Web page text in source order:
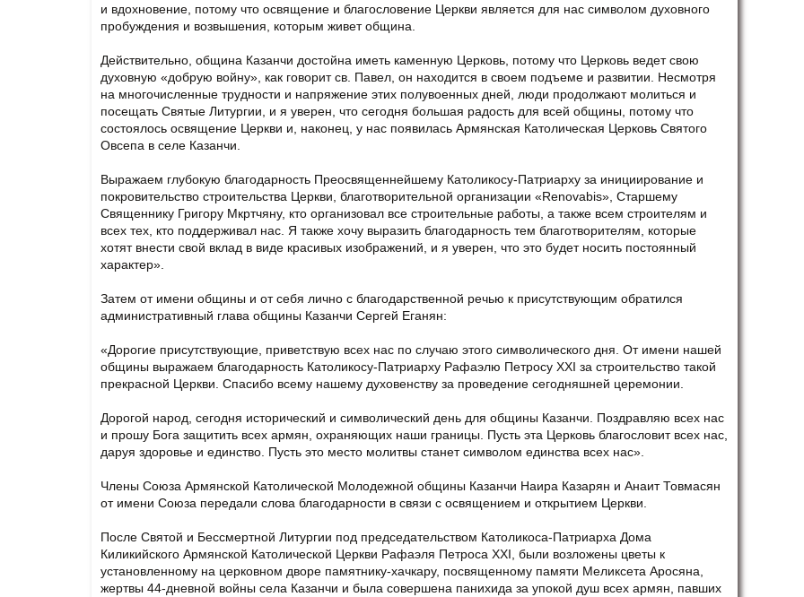
и вдохновение, потому что освящение и благословение Церкви является для нас символом духовного
пробуждения и возвышения, которым живет община.
Действительно, община Казанчи достойна иметь каменную Церковь, потому что Церковь ведет свою
духовную «добрую войну», как говорит св. Павел, он находится в своем подъеме и развитии. Несмотря
на многочисленные трудности и напряжение этих полувоенных дней, люди продолжают молиться и
посещать Святые Литургии, и я уверен, что сегодня большая радость для всей общины, потому что
состоялось освящение Церкви и, наконец, у нас появилась Армянская Католическая Церковь Святого
Овсепа в селе Казанчи.
Выражаем глубокую благодарность Преосвященнейшему Католикосу-Патриарху за инициирование и
покровительство строительства Церкви, благотворительной организации «Renovabis», Старшему
Священнику Григору Мкртчяну, кто организовал все строительные работы, а также всем строителям и
всех тех, кто поддерживал нас. Я также хочу выразить благодарность тем благотворителям, которые
хотят внести свой вклад в виде красивых изображений, и я уверен, что это будет носить постоянный
характер».
Затем от имени общины и от себя лично с благодарственной речью к присутствующим обратился
административный глава общины Казанчи Сергей Еганян:
«Дорогие присутствующие, приветствую всех нас по случаю этого символического дня. От имени нашей
общины выражаем благодарность Католикосу-Патриарху Рафаэлю Петросу XXI за строительство такой
прекрасной Церкви. Спасибо всему нашему духовенству за проведение сегодняшней церемонии.
Дорогой народ, сегодня исторический и символический день для общины Казанчи. Поздравляю всех нас
и прошу Бога защитить всех армян, охраняющих наши границы. Пусть эта Церковь благословит всех нас,
даруя здоровье и единство. Пусть это место молитвы станет символом единства всех нас».
Члены Союза Армянской Католической Молодежной общины Казанчи Наира Казарян и Анаит Товмасян
от имени Союза передали слова благодарности в связи с освящением и открытием Церкви.
После Святой и Бессмертной Литургии под председательством Католикоса-Патриарха Дома
Киликийского Армянской Католической Церкви Рафаэля Петроса XXI, были возложены цветы к
установленному на церковном дворе памятнику-хачкару, посвященному памяти Меликсета Аросяна,
жертвы 44-дневной войны села Казанчи и была совершена панихида за упокой душ всех армян, павших